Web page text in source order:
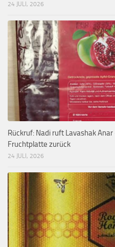
24 JULI, 2026
Rückruf: Nadi ruft Lavashak
Fruchtplatte zurück
24 JULI, 2026